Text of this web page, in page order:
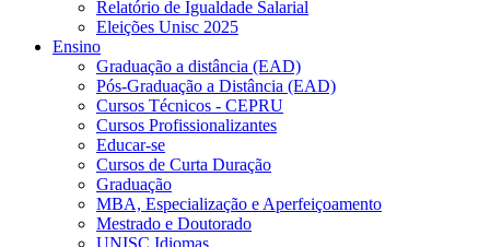
Relatório de Igualdade Salarial
Eleições Unisc 2025
Ensino
Graduação a distância (EAD)
Pós-Graduação a Distância (EAD)
Cursos Técnicos - CEPRU
Cursos Profissionalizantes
Educar-se
Cursos de Curta Duração
Graduação
MBA, Especialização e Aperfeiçoamento
Mestrado e Doutorado
UNISC Idiomas